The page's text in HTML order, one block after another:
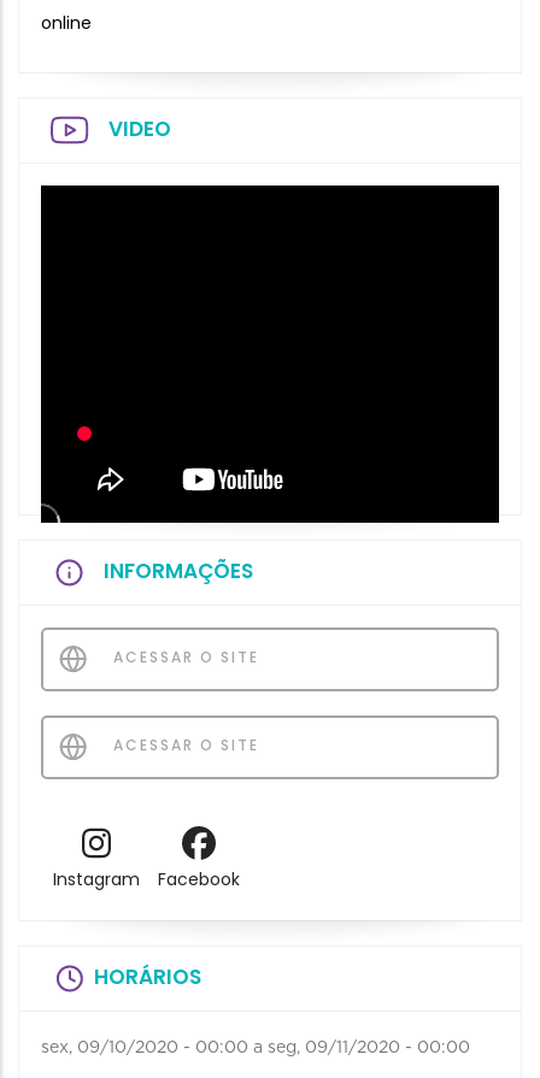
online
VIDEO
INFORMAÇÕES
ACESSAR O SITE
ACESSAR O SITE
Instagram Facebook
HORÁRIOS
sex, 09/10/2020 - 00:00 a seg, 09/11/2020 - 00:00